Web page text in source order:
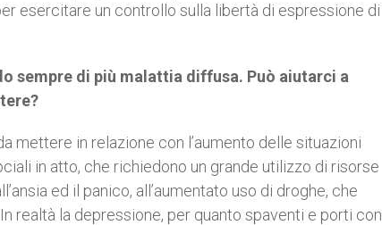
esercitare un controllo sulla libertà di espressione di
sempre di più malattia diffusa. Può aiutarci a
mettere in relazione con l’aumento delle situazioni
in atto, che richiedono un grande utilizzo di risorse
ed il panico, all’aumentato uso di droghe, che
realtà la depressione, per quanto spaventi e porti con